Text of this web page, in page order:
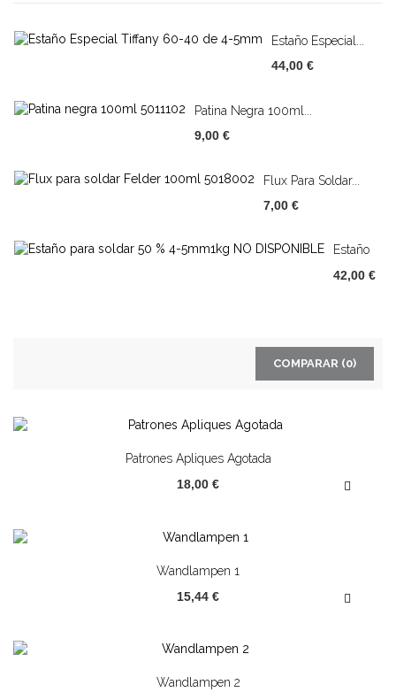
Estaño Especial...
44,00 €
Patina Negra 100ml...
9,00 €
Flux Para Soldar...
7,00 €
Estaño
Para
42,00 €
COMPARAR (0)
Patrones Apliques Agotada
18,00 €
Wandlampen 1
15,44 €
Wandlampen 2